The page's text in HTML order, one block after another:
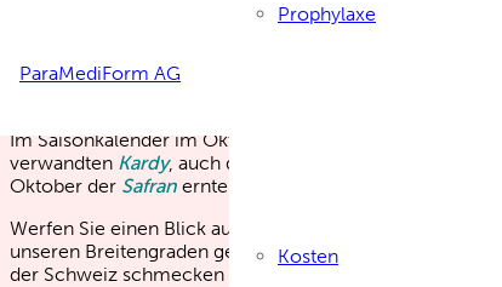
Prophylaxe
Kosten
Gemüse, Kräuter und
Im Saisonkalender im Oktober für Gemüse, Kräuter
verwandten Kardy, auch die
Oktober der Safran erntereif.
Werfen Sie einen Blick auf den Saisonkalender der
unseren Breitengraden gerade Saison haben. Sie
der Schweiz schmecken einfach besser!